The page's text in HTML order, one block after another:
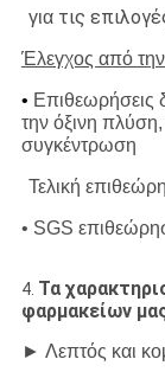
γιατις
Έλεγχος από
• Επιθεωρήσεις
την όξινη
συγκέντρωση
Τελική
• SGS
4. Τα
φαρμακείων
► Λεπτός και